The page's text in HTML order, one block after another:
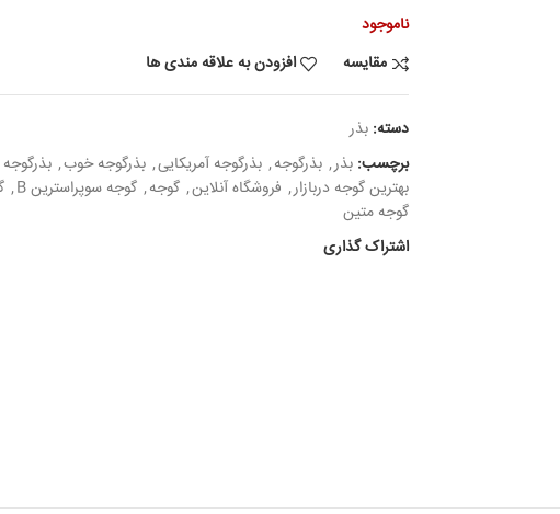
ناموجود
مقایسه
افزودن به علاقه مندی ها
دسته: بذر
برچسب: بذر, بذرگوجه, بذرگوجه آمریکایی, بذرگوجه خوب,
بهترین گوجه دربازار, فروشگاه آنلاین, گوجه, گوجه سوپراسترین B ,
گوجه متین
اشتراک گذاری